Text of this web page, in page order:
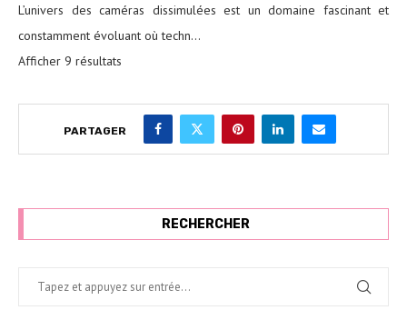
L’univers des caméras dissimulées est un domaine fascinant et
constamment évoluant où techn...
Afficher 9 résultats
PARTAGER
RECHERCHER